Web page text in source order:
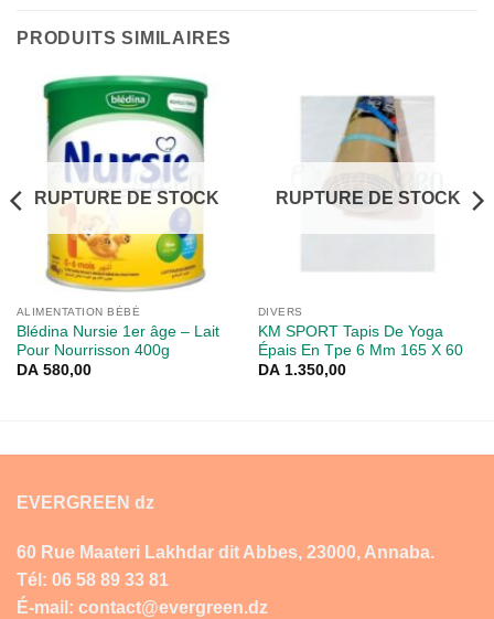
PRODUITS SIMILAIRES
RUPTURE DE STOCK
ALIMENTATION BÉBÉ
Blédina Nursie 1er âge – Lait
Pour Nourrisson 400g
DA580,00
RUPTURE DE STOCK
DIVERS
KM SPORT Tapis De Yoga
Épais En Tpe 6 Mm 165 X 60
DA1.350,00
EVERGREEN dz
60 Rue Maateri Lakhdar dit Abbes, 23000, Annaba.
Tél: 06 58 89 33 81
É-mail: contact@evergreen.dz